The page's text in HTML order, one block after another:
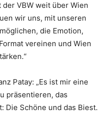
VBW weit über Wien
wir uns, mit unseren
die Emotion,
vereinen und Wien
Patay: „Es ist mir eine
präsentieren, das
Die Schöne und das Biest.